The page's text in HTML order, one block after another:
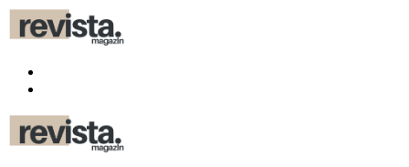
Menu